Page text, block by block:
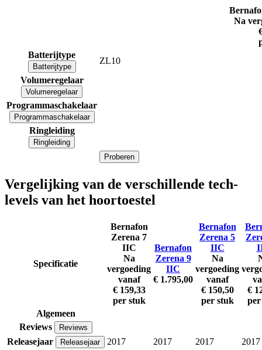
Na
Batterijtype
Batterijtype
ZL10
Volumeregelaar
Volumeregelaar
Programmaschakelaar
Programmaschakelaar
Ringleiding
Ringleiding
Proberen
Vergelijking van de verschillende tech-
levels van het hoortoestel
Specificatie
Bernafon
Zerena 7
IIC
Na
vergoeding
vanaf
€ 159,33
per stuk
Bernafon
Zerena 9
IIC
€ 1.795,00
Bernafon
Zerena 5
IIC
Na
vergoeding
vanaf
€ 150,50
per stuk
€
Algemeen
Reviews
Reviews
Releasejaar Releasejaar 2017 2017 2017
2017